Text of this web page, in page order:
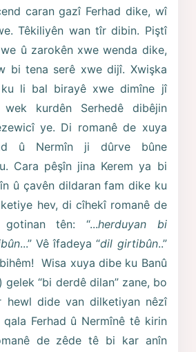
caran gazî Ferhad dike, wî
Têkiliyên wan tîr dibin. Piştî
û zarokên xwe wenda dike,
bi tena serê xwe dijî. Xwişka
ku li bal birayê xwe dimîne jî
kurdên Serhedê dibêjin
ye. Di romanê de xuya
û Nermîn ji dûrve bûne
Cara pêşîn jina Kerem ya bi
û çavên dildaran fam dike ku
hev, di cîhekî romanê de
tên: “...herduyan bi
...” Vê îfadeya “dil girtibûn..”
Wisa xuya dibe ku Banû
gelek “bi derdê dilan” zane, bo
hewl dide van dilketiyan nêzî
Ferhad û Nermînê tê kirin
de zêde tê bi kar anîn